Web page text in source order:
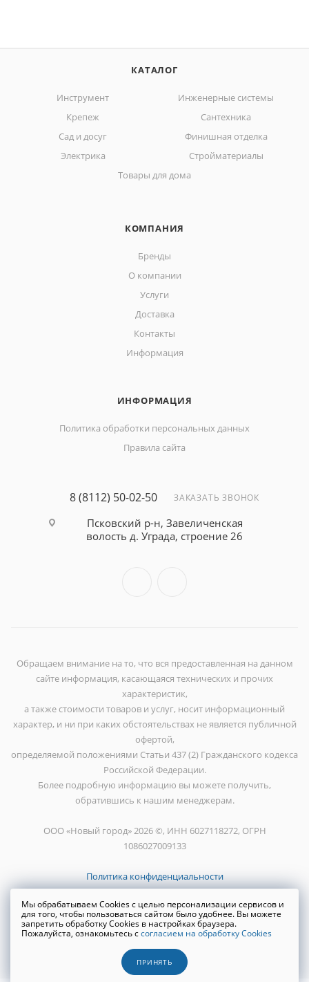
КАТАЛОГ
Инструмент
Инженерные системы
Крепеж
Сантехника
Сад и досуг
Финишная отделка
Электрика
Стройматериалы
Товары для дома
КОМПАНИЯ
Бренды
О компании
Услуги
Доставка
Контакты
Информация
ИНФОРМАЦИЯ
Политика обработки персональных данных
Правила сайта
8 (8112) 50-02-50 ЗАКАЗАТЬ ЗВОНОК
Псковский р-н, Завеличенская
волость д. Уграда, строение 26
Обращаем внимание на то, что вся предоставленная на данном
сайте информация, касающаяся технических и прочих
характеристик,
а также стоимости товаров и услуг, носит информационный
характер, и ни при каких обстоятельствах не является публичной
офертой,
определяемой положениями Статьи 437 (2) Гражданского кодекса
Российской Федерации.
Более подробную информацию вы можете получить,
обратившись к нашим менеджерам.
ООО «Новый город» 2026 ©, ИНН 6027118272, ОГРН
1086027009133
Политика конфиденциальности
Создание сайта WRP
Мы обрабатываем Cookies с целью персонализации сервисов и
для того, чтобы пользоваться сайтом было удобнее. Вы можете
запретить обработку Cookies в настройках браузера.
Пожалуйста, ознакомьтесь ссогласием на обработку Cookies
ПРИНЯТЬ